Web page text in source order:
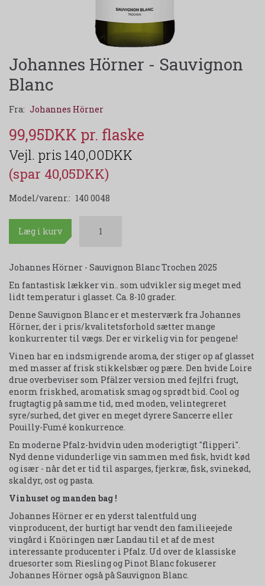
Johannes Hörner - Sauvignon
Blanc
Fra: Johannes Hörner
99,95DKK
140,00DKK
(spar 40,05DKK)
Model/varenr.: 140 0048
Læg i kurv
Johannes Hörner - Sauvignon Blanc Trochen 2025
En fantastisk lækker vin.. som udvikler sig meget med
lidt temperatur i glasset. Ca. 8-10 grader.
Denne Sauvignon Blanc er et mesterværk fra Johannes
Hörner, der i pris/kvalitetsforhold sætter mange
konkurrenter til vægs. Der er virkelig vin for pengene!
Vinen har en indsmigrende aroma, der stiger op af glasset
med masser af frisk stikkelsbær og pære. Den hvide Loire
drue overbeviser som Pfälzer version med fejlfri frugt,
enorm friskhed, aromatisk smag og sprødt bid. Cool og
frugtagtig på samme tid, med moden, velintegreret
syre/surhed, det giver en meget dyrere Sancerre eller
Pouilly-Fumé konkurrence.
En moderne Pfalz-hvidvin uden moderigtigt "flipperi".
Nyd denne vidunderlige vin sammen med fisk, hvidt kød
og især - når det er tid til asparges, fjerkræ, fisk, svinekød,
skaldyr, ost og pasta.
Vinhuset og manden bag !
Johannes Hörner er en yderst talentfuld ung
vinproducent, der hurtigt har vendt den familieejede
vingård i Knöringen nær Landau til et af de mest
interessante producenter i Pfalz. Ud over de klassiske
druesorter som Riesling og Pinot Blanc fokuserer
Johannes Hörner også på Sauvignon Blanc.